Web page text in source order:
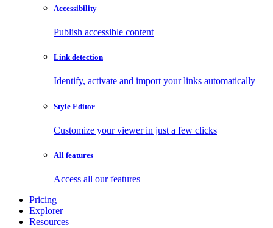
Accessibility
Publish accessible content
Link detection
Identify, activate and import your links automatically
Style Editor
Customize your viewer in just a few clicks
All features
Access all our features
Pricing
Explorer
Resources